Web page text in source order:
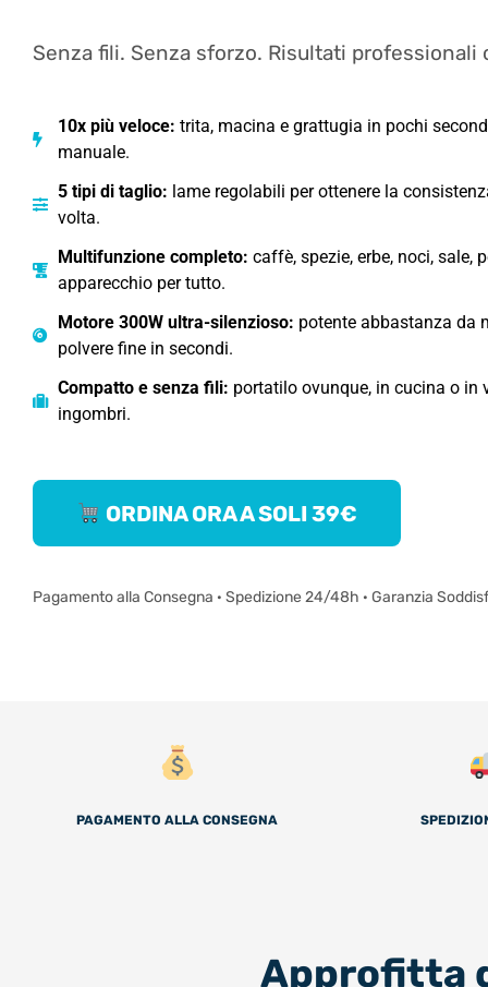
Senza fili. Senza sforzo. Risultati professionali
10x più veloce: trita, macina e grattugia in pochi
manuale.
5 tipi di taglio: lame regolabili per ottenere la
volta.
Multifunzione completo: caffè, spezie, erbe, noci, sale,
apparecchio per tutto.
Motore 300W ultra-silenzioso: potente abbastanza da
polvere fine in secondi.
Compatto e senza fili: portatilo ovunque, in cucina o in
ingombri.
ORDINA ORA A SOLI 39€
Pagamento alla Consegna · Spedizione 24/48h · Garanzia
PAGAMENTO ALLA CONSEGNA
Approfitta